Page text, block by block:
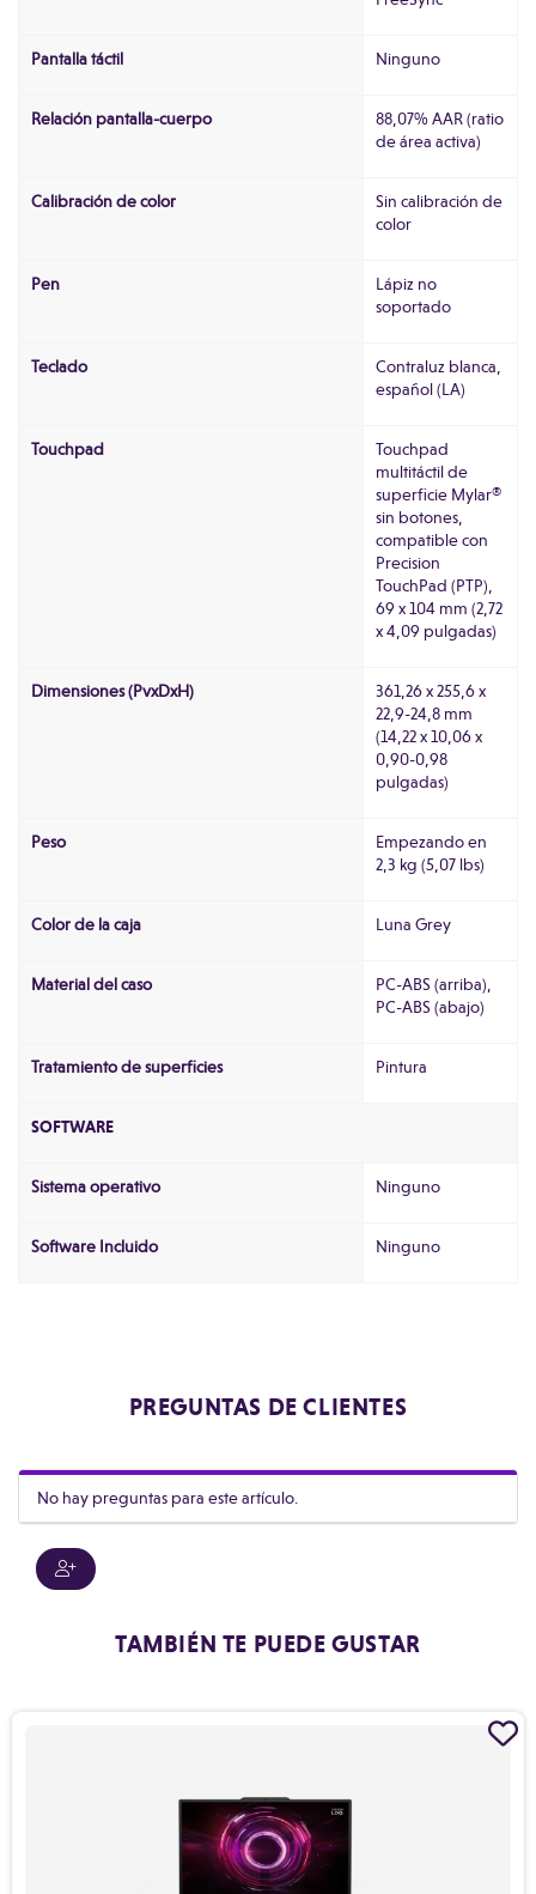
Pantalla táctil Ninguno
Relación pantalla-cuerpo
88,07% AAR (ratio
de área activa)
Calibración de color
Sin calibración de
color
Pen
Lápiz no
soportado
Teclado
Contraluz blanca,
español (LA)
Touchpad
Touchpad
multitáctil de
superficie Mylar®
sin botones,
compatible con
Precision
TouchPad (PTP),
69 x 104 mm (2,72
x 4,09 pulgadas)
Dimensiones (PvxDxH)
361,26 x 255,6 x
22,9-24,8 mm
(14,22 x 10,06 x
0,90-0,98
pulgadas)
Peso
Empezando en
2,3 kg (5,07 lbs)
Color de la caja Luna Grey
Material del caso
PC-ABS (arriba),
PC-ABS (abajo)
Tratamiento de superficies Pintura
SOFTWARE
Sistema operativo Ninguno
Software Incluido Ninguno
PREGUNTAS DE CLIENTES
No hay preguntas para este artículo.
TAMBIÉN TE PUEDE GUSTAR